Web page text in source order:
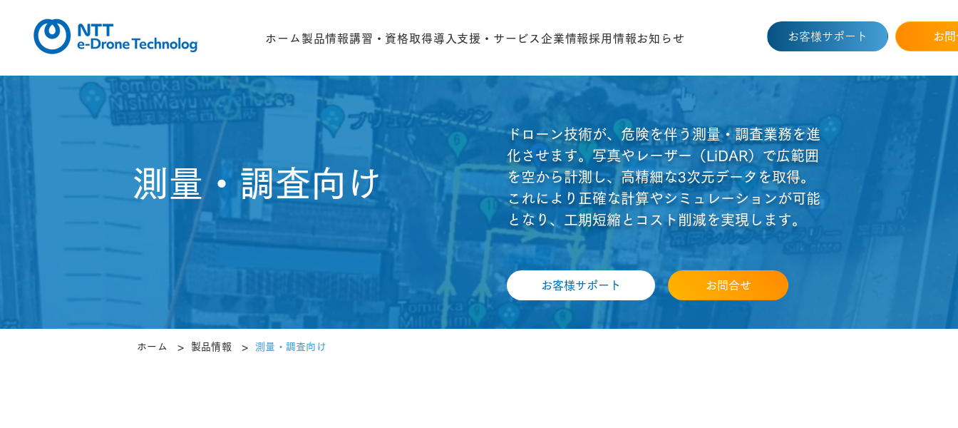
ホーム 製品情報講習・資格取得導入支援・サービス 企業情報採用情報お知らせ お客様サポート お
測量・調査向け
ドローン技術が、危険を伴う測量・調査業務を進
化させます。写真やレーザー（LiDAR）で広範囲
を空から計測し、高精細な3次元データを取得。
これにより正確な計算やシミュレーションが可能
となり、工期短縮とコスト削減を実現します。
お問合せ
お客様サポート
ホーム > 製品情報 > 測量・調査向け